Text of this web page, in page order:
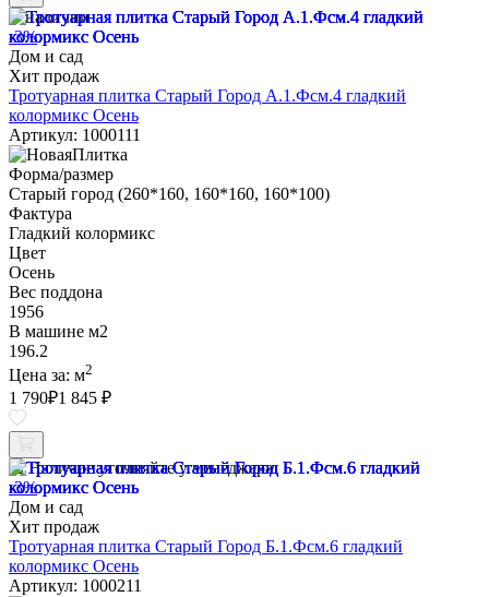
В наличии
-3%
Дом и сад
Хит продаж
Тротуарная плитка Старый Город А.1.Фсм.4 гладкий
колормикс Осень
Артикул: 1000111
Форма/размер
Старый город (260*160, 160*160, 160*100)
Фактура
Гладкий колормикс
Цвет
Осень
Вес поддона
1956
В машине м2
196.2
Цена за: м2
1 790₽1 845 ₽
Наличие уточняйте у менеджера
-3%
Дом и сад
Хит продаж
Тротуарная плитка Старый Город Б.1.Фсм.6 гладкий
колормикс Осень
Артикул: 1000211